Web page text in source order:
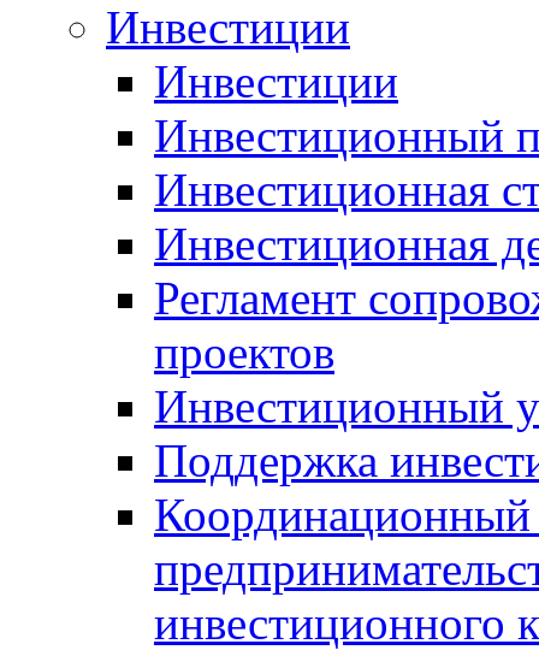
Инвестиции
Инвестиции
Инвестиционный
Инвестиционная
Инвестиционная
Регламент
проектов
Инвестиционный
Поддержка
Координационный
инвестиционного